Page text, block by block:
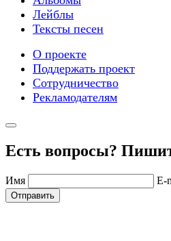
Лейблы
Тексты песен
О проекте
Поддержать проект
Сотрудничество
Рекламодателям
Есть вопросы?
Имя E-